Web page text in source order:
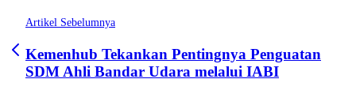
Artikel Sebelumnya
Kemenhub Tekankan Pentingnya Penguatan
SDM Ahli Bandar Udara melalui IABI